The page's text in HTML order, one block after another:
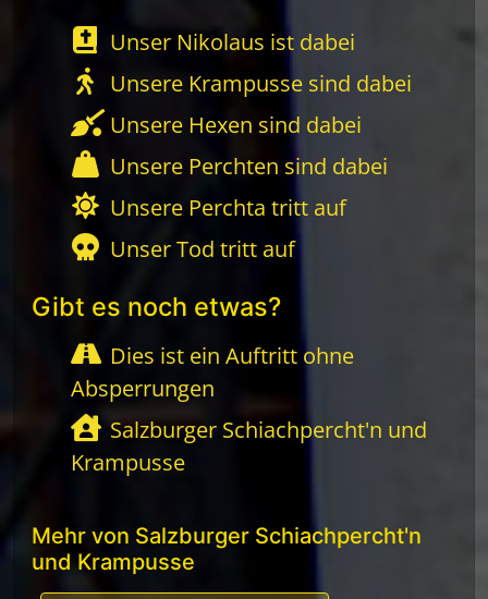
Unser Nikolaus ist dabei
Unsere Krampusse sind dabei
Unsere Hexen sind dabei
Unsere Perchten sind dabei
Unsere Perchta tritt auf
Unser Tod tritt auf
Gibt es noch etwas?
Dies ist ein Auftritt ohne
Absperrungen
Salzburger Schiachpercht'n und
Krampusse
Mehr von Salzburger Schiachpercht'n
und Krampusse